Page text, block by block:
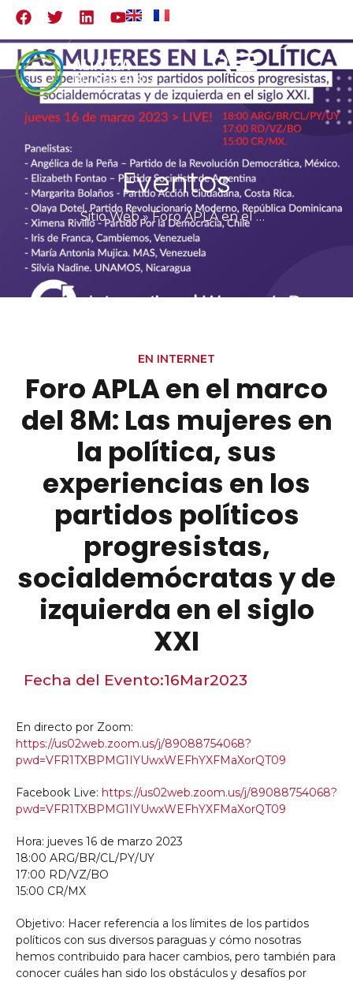
Eventos
Sitio Web»Foro APLA en el marco del 8M: Las mujeres en la política, sus experiencias en los partidos políticos progresistas, socialdemócratas y de izquierda en el siglo XXI
EN INTERNET
Foro APLA en el marco
del 8M: Las mujeres en
la política, sus
experiencias en los
partidos políticos
progresistas,
socialdemócratas y de
izquierda en el siglo
XXI
Fecha del Evento:16Mar2023
En directo por Zoom:
https://us02web.zoom.us/j/89088754068?
pwd=VFR1TXBPMG1IYUwxWEFhYXFMaXorQT09
Facebook Live: https://us02web.zoom.us/j/89088754068?
pwd=VFR1TXBPMG1IYUwxWEFhYXFMaXorQT09
Hora: jueves 16 de marzo 2023
18:00 ARG/BR/CL/PY/UY
17:00 RD/VZ/BO
15:00 CR/MX
Objetivo: Hacer referencia a los límites de los partidos
políticos con sus diversos paraguas y cómo nosotras
hemos contribuido para hacer cambios, pero también para
conocer cuáles han sido los obstáculos y desafíos por